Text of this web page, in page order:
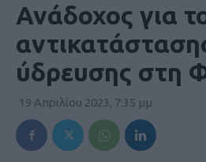
Ανάδοχος για
ύδρευσης στη
19 Απριλίου 2023, 7:35 μμ